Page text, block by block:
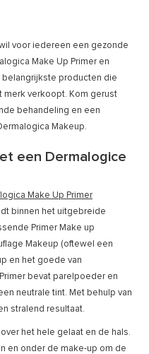
voor iedereen een gezonde
Make Up Primer en
belangrijkste producten die
merk verkoopt. Kom gerust
behandeling en een
Makeup.
een Dermalogice
Make Up Primer
binnen het uitgebreide
Primer Make up
Makeup (oftewel een
en het goede van
bevat parelpoeder en
neutrale tint. Met behulp van
stralend resultaat.
het hele gelaat en de hals.
en onder de make-up om de